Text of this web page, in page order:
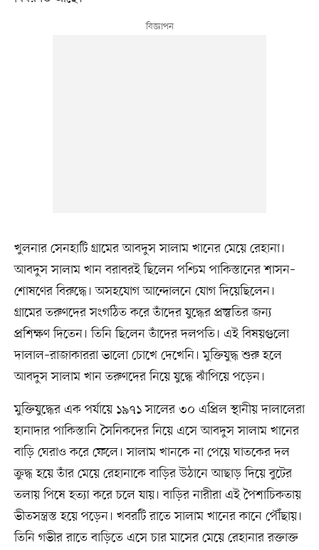
খুলনার সেনহাটি গ্রামের আবদুস সালাম খানের মেয়ে রেহানা।
আবদুস সালাম খান বরাবরই ছিলেন পশ্চিম পাকিস্তানের শাসন–
শোষণের বিরুদ্ধে। অসহযোগ আন্দোলনে যোগ দিয়েছিলেন।
গ্রামের তরুণদের সংগঠিত করে তাঁদের যুদ্ধের প্রস্তুতির জন্য
প্রশিক্ষণ দিতেন। তিনি ছিলেন তাঁদের দলপতি। এই বিষয়গুলো
দালাল–রাজাকাররা ভালো চোখে দেখেনি। মুক্তিযুদ্ধ শুরু হলে
আবদুস সালাম খান তরুণদের নিয়ে যুদ্ধে ঝাঁপিয়ে পড়েন।
মুক্তিযুদ্ধের এক পর্যায়ে ১৯৭১ সালের ৩০ এপ্রিল স্থানীয় দালালেরা
হানাদার পাকিস্তানি সৈনিকদের নিয়ে এসে আবদুস সালাম খানের
বাড়ি ঘেরাও করে ফেলে। সালাম খানকে না পেয়ে ঘাতকের দল
ক্রুদ্ধ হয়ে তাঁর মেয়ে রেহানাকে বাড়ির উঠানে আছাড় দিয়ে বুটের
তলায় পিষে হত্যা করে চলে যায়। বাড়ির নারীরা এই পৈশাচিকতায়
ভীতসন্ত্রস্ত হয়ে পড়েন। খবরটি রাতে সালাম খানের কানে পৌঁছায়।
তিনি গভীর রাতে বাড়িতে এসে চার মাসের মেয়ে রেহানার রক্তাক্ত